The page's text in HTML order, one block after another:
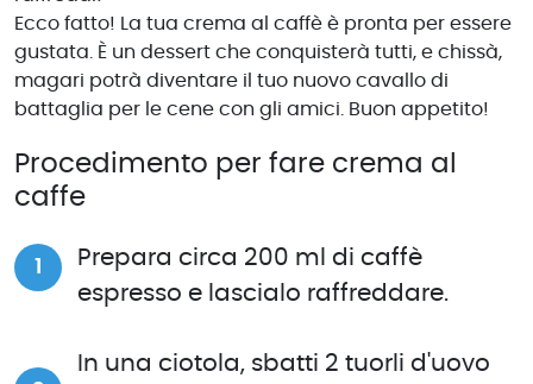
Ecco fatto! La tua crema al caffè è pronta per essere
gustata. È un dessert che conquisterà tutti, e chissà,
magari potrà diventare il tuo nuovo cavallo di
battaglia per le cene con gli amici. Buon appetito!
Procedimento per fare crema al
caffe
Prepara circa 200 ml di caffè
espresso e lascialo raffreddare.
In una ciotola, sbatti 2 tuorli d'uovo